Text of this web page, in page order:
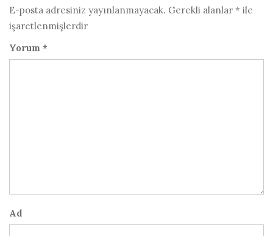
E-posta adresiniz yayınlanmayacak. Gerekli alanlar * ile
işaretlenmişlerdir
Yorum *
Ad